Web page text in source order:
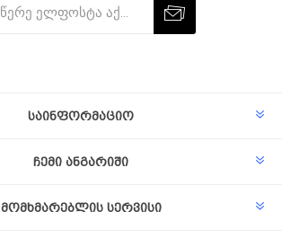
საინფორმაციო
ჩემი ანგარიში
მომხმარებლის სერვისი